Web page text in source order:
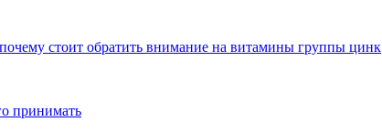
стоит обратить внимание на витамины группы цинк
принимать